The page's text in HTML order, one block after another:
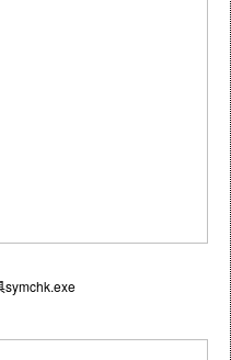
symchk.exe